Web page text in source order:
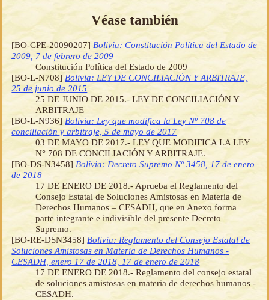
Véase también
[BO-CPE-20090207]Bolivia: Constitución Política del Estado de
2009, 7 de febrero de 2009
Constitución Política del Estado de 2009
[BO-L-N708]Bolivia: LEY DE CONCILIACIÓN Y ARBITRAJE,
25 de junio de 2015
25 DE JUNIO DE 2015.- LEY DE CONCILIACIÓN Y
ARBITRAJE
[BO-L-N936]Bolivia: Ley que modifica la Ley Nº 708 de
conciliación y arbitraje, 5 de mayo de 2017
03 DE MAYO DE 2017.- LEY QUE MODIFICA LA LEY
N° 708 DE CONCILIACIÓN Y ARBITRAJE.
[BO-DS-N3458]Bolivia: Decreto Supremo Nº 3458, 17 de enero
de 2018
17 DE ENERO DE 2018.- Aprueba el Reglamento del
Consejo Estatal de Soluciones Amistosas en Materia de
Derechos Humanos – CESADH, que en Anexo forma
parte integrante e indivisible del presente Decreto
Supremo.
[BO-RE-DSN3458]Bolivia: Reglamento del Consejo Estatal de
Soluciones Amistosas en Materia de Derechos Humanos -
CESADH, enero 17 de 2018, 17 de enero de 2018
17 DE ENERO DE 2018.- Reglamento del consejo estatal
de soluciones amistosas en materia de derechos humanos -
CESADH.